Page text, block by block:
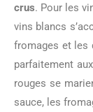
crus. Pour les
vins blancs
fromages et les
parfaitement
rouges se
sauce, les